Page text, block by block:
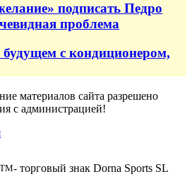
подписать Педро
проблема
с кондиционером,
материалов сайта разрешено
с администрацией!
TM- торговый знак Dorna Sports SL